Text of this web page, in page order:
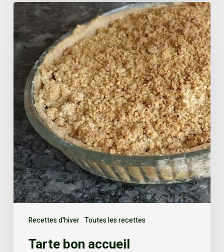
Recettes d'hiver Toutes les recettes
Tarte bon accueil